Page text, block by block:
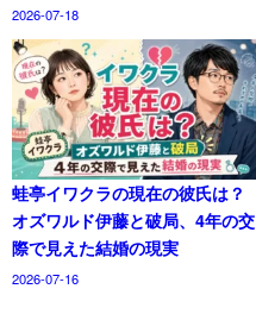
2026-07-18
蛙亭イワクラの現在の彼氏は？
オズワルド伊藤と破局、4年の交
際で見えた結婚の現実
2026-07-16